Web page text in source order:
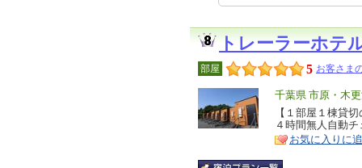
トレーラーホテ
部屋 5 お客さま
エ
リ
ア
千葉県 市原・木
特
徴
【１部屋１棟貸
４時間無人自動
お気に入りに